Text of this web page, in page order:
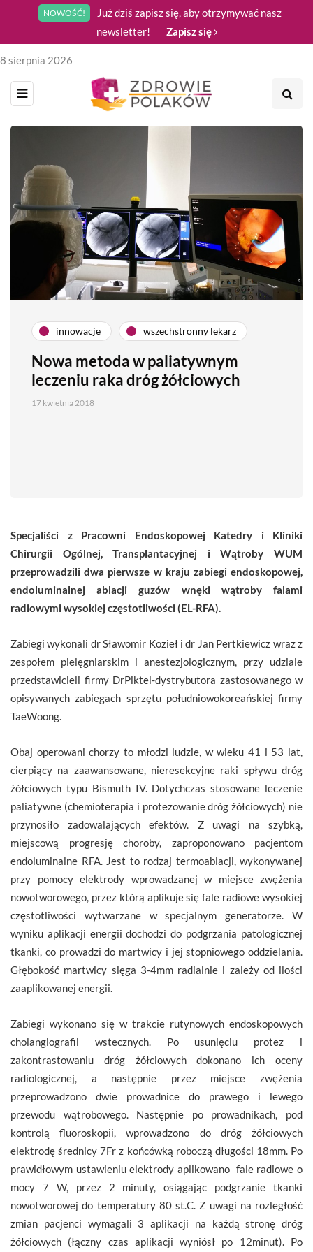
NOWOŚĆ!
Już dziś zapisz się, aby otrzymywać nasz
newsletter!
Zapisz się
8 sierpnia 2026
innowacje wszechstronny lekarz
Nowa metoda w paliatywnym
leczeniu raka dróg żółciowych
17 kwietnia 2018
Specjaliści z Pracowni Endoskopowej Katedry i Kliniki
Chirurgii Ogólnej, Transplantacyjnej i Wątroby WUM
przeprowadzili dwa pierwsze w kraju zabiegi endoskopowej,
endoluminalnej ablacji guzów wnęki wątroby falami
radiowymi wysokiej częstotliwości (EL-RFA).
Zabiegi wykonali dr Sławomir Kozieł i dr Jan Pertkiewicz wraz z
zespołem pielęgniarskim i anestezjologicznym, przy udziale
przedstawicieli firmy DrPiktel-dystrybutora zastosowanego w
opisywanych zabiegach sprzętu południowokoreańskiej firmy
TaeWoong.
Obaj operowani chorzy to młodzi ludzie, w wieku 41 i 53 lat,
cierpiący na zaawansowane, nieresekcyjne raki spływu dróg
żółciowych typu Bismuth IV. Dotychczas stosowane leczenie
paliatywne (chemioterapia i protezowanie dróg żółciowych) nie
przynosiło zadowalających efektów. Z uwagi na szybką,
miejscową progresję choroby, zaproponowano pacjentom
endoluminalne RFA. Jest to rodzaj termoablacji, wykonywanej
przy pomocy elektrody wprowadzanej w miejsce zwężenia
nowotworowego, przez którą aplikuje się fale radiowe wysokiej
częstotliwości wytwarzane w specjalnym generatorze. W
wyniku aplikacji energii dochodzi do podgrzania patologicznej
tkanki, co prowadzi do martwicy i jej stopniowego oddzielania.
Głębokość martwicy sięga 3-4mm radialnie i zależy od ilości
zaaplikowanej energii.
Zabiegi wykonano się w trakcie rutynowych endoskopowych
cholangiografii wstecznych. Po usunięciu protez i
zakontrastowaniu dróg żółciowych dokonano ich oceny
radiologicznej, a następnie przez miejsce zwężenia
przeprowadzono dwie prowadnice do prawego i lewego
przewodu wątrobowego. Następnie po prowadnikach, pod
kontrolą fluoroskopii, wprowadzono do dróg żółciowych
elektrodę średnicy 7Fr z końcówką roboczą długości 18mm. Po
prawidłowym ustawieniu elektrody aplikowano fale radiowe o
mocy 7 W, przez 2 minuty, osiągając podgrzanie tkanki
nowotworowej do temperatury 80 st.C. Z uwagi na rozległość
zmian pacjenci wymagali 3 aplikacji na każdą stronę dróg
żółciowych (łączny czas aplikacji wyniósł po 12minut). Po